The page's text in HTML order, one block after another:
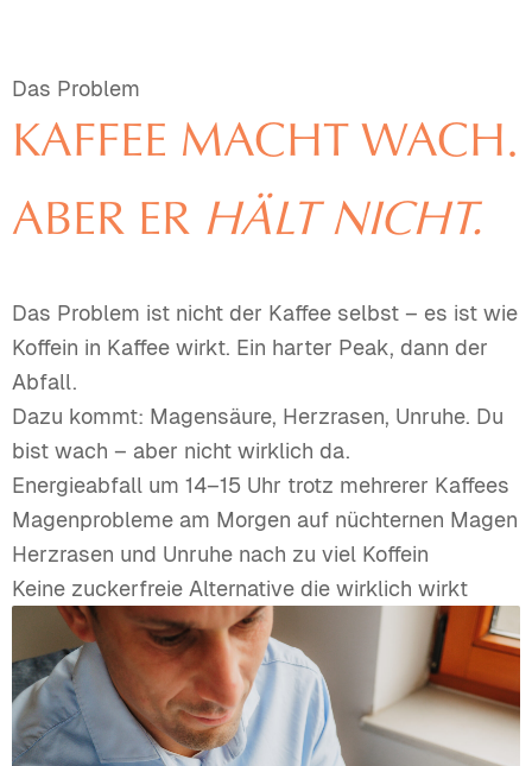
Das Problem
KAFFEE MACHT WACH.
ABER ER HÄLT NICHT.
Das Problem ist nicht der Kaffee selbst – es ist wie
Koffein in Kaffee wirkt. Ein harter Peak, dann der
Abfall.
Dazu kommt: Magensäure, Herzrasen, Unruhe. Du
bist wach – aber nicht wirklich da.
Energieabfall um 14–15 Uhr trotz mehrerer Kaffees
Magenprobleme am Morgen auf nüchternen Magen
Herzrasen und Unruhe nach zu viel Koffein
Keine zuckerfreie Alternative die wirklich wirkt